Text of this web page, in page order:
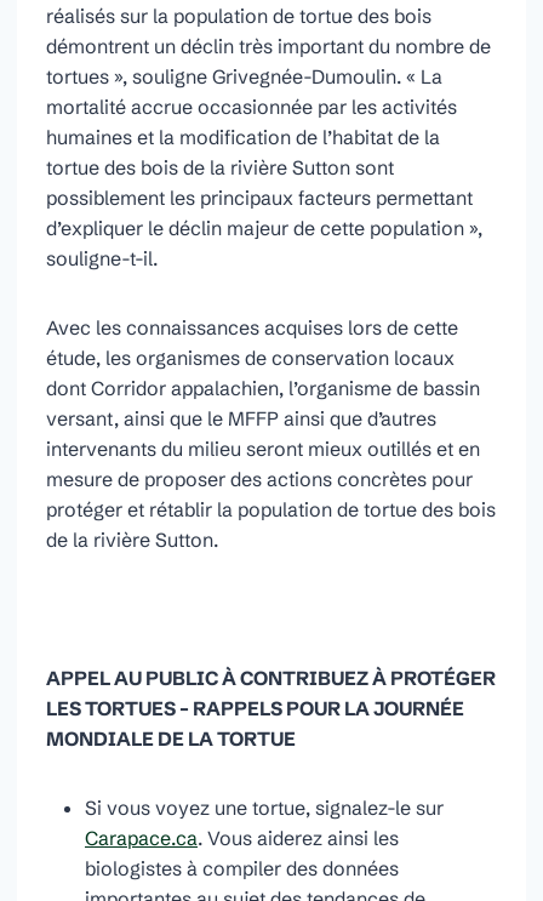
réalisés sur la population de tortue des bois
démontrent un déclin très important du nombre de
tortues », souligne Grivegnée-Dumoulin. « La
mortalité accrue occasionnée par les activités
humaines et la modification de l’habitat de la
tortue des bois de la rivière Sutton sont
possiblement les principaux facteurs permettant
d’expliquer le déclin majeur de cette population »,
souligne-t-il.
Avec les connaissances acquises lors de cette
étude, les organismes de conservation locaux
dont Corridor appalachien, l’organisme de bassin
versant, ainsi que le MFFP ainsi que d’autres
intervenants du milieu seront mieux outillés et en
mesure de proposer des actions concrètes pour
protéger et rétablir la population de tortue des bois
de la rivière Sutton.
APPEL AU PUBLIC À CONTRIBUEZ À PROTÉGER
LES TORTUES – RAPPELS POUR LA JOURNÉE
MONDIALE DE LA TORTUE
Si vous voyez une tortue, signalez-le sur
Carapace.ca. Vous aiderez ainsi les
biologistes à compiler des données